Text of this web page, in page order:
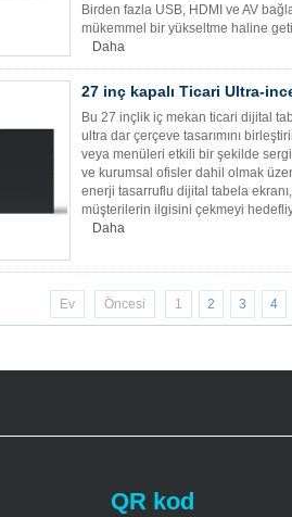
Birden fazla USB, HDMI ve AV
mükemmel bir yükseltme haline
Daha
27 inç kapalı Ticari Ultra-
Bu 27 inçlik iç mekan ticari dijital
ultra dar çerçeve tasarımını
veya menüleri etkili bir şekilde
ve kurumsal ofisler dahil olmak
enerji tasarruflu dijital tabela
müşterilerin ilgisini çekmeyi
Daha
Ev Öncesi 1 2 3 4
QR kod